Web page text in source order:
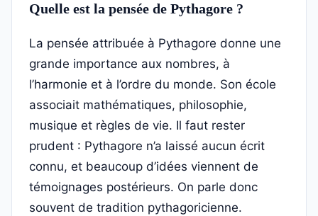
Quelle est la pensée de Pythagore ?
La pensée attribuée à Pythagore donne une
grande importance aux nombres, à
l’harmonie et à l’ordre du monde. Son école
associait mathématiques, philosophie,
musique et règles de vie. Il faut rester
prudent : Pythagore n’a laissé aucun écrit
connu, et beaucoup d’idées viennent de
témoignages postérieurs. On parle donc
souvent de tradition pythagoricienne.